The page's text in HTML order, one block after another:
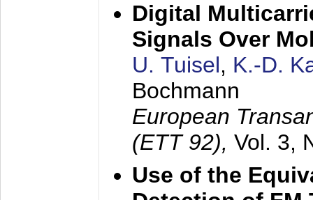
Digital
Signals Over
U. Tuisel, K.-D.
Bochmann
European
(ETT 92), Vol. 3,
Use of the